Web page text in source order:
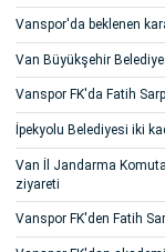
Vanspor'da beklenen
Van Büyükşehir
Vanspor FK'da Fatih
İpekyolu Belediyesi iki
Van İl Jandarma
ziyareti
Vanspor FK'den Fatih